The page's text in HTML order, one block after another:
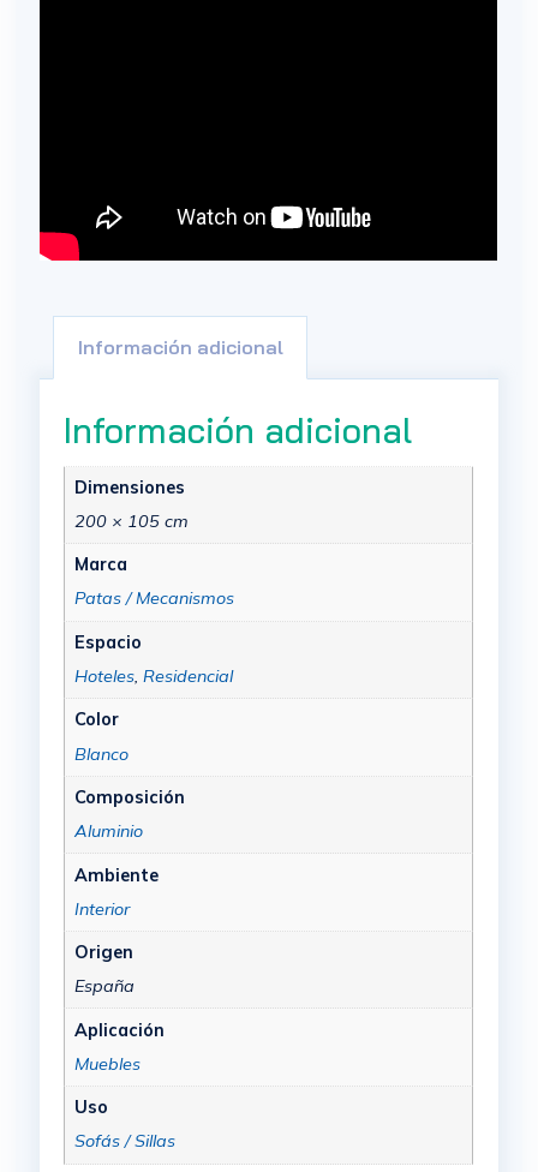
Información adicional
Información adicional
Dimensiones
200 × 105 cm
Marca
Patas / Mecanismos
Espacio
Hoteles, Residencial
Color
Blanco
Composición
Aluminio
Ambiente
Interior
Origen
España
Aplicación
Muebles
Uso
Sofás / Sillas